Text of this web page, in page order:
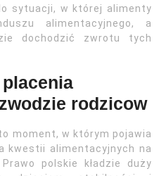
sytuacji, w której alimenty
alimentacyjnego, a
dochodzić zwrotu tych
rodzicow
moment, w którym pojawia
kwestii alimentacyjnych na
polskie kładzie duży